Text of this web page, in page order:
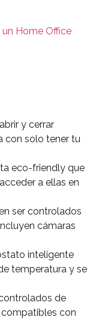
Home Office
y cerrar
con solo tener tu
eco-friendly que
a ellas en
ser controlados
cámaras
inteligente
temperatura y se
de
con